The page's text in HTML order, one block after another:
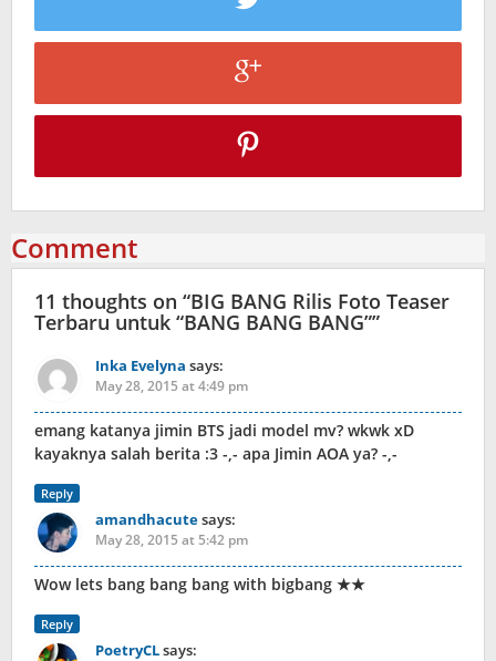
Comment
11 thoughts on “BIG BANG Rilis Foto Teaser
Terbaru untuk “BANG BANG BANG””
Inka Evelyna says:
May 28, 2015 at 4:49 pm
emang katanya jimin BTS jadi model mv? wkwk xD
kayaknya salah berita :3 -,- apa Jimin AOA ya? -,-
Reply
amandhacutesays:
May 28, 2015 at 5:42 pm
Wow lets bang bang bang with bigbang ★★
Reply
PoetryCLsays: